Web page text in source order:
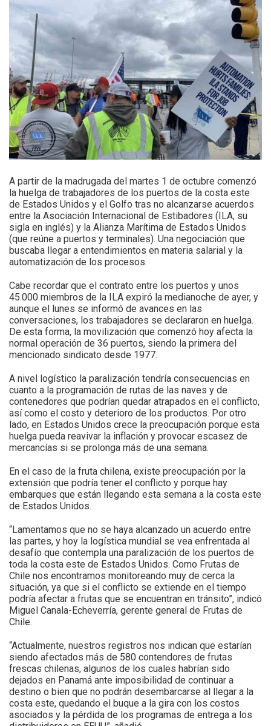
A partir de la madrugada del martes 1 de octubre comenzó
la huelga de trabajadores de los puertos de la costa este
de Estados Unidos y el Golfo tras no alcanzarse acuerdos
entre la Asociación Internacional de Estibadores (ILA, su
sigla en inglés) y la Alianza Marítima de Estados Unidos
(que reúne a puertos y terminales). Una negociación que
buscaba llegar a entendimientos en materia salarial y la
automatización de los procesos.
Cabe recordar que el contrato entre los puertos y unos
45.000 miembros de la ILA expiró la medianoche de ayer, y
aunque el lunes se informó de avances en las
conversaciones, los trabajadores se declararon en huelga.
De esta forma, la movilización que comenzó hoy afecta la
normal operación de 36 puertos, siendo la primera del
mencionado sindicato desde 1977.
A nivel logístico la paralización tendría consecuencias en
cuanto a la programación de rutas de las naves y de
contenedores que podrían quedar atrapados en el conflicto,
así como el costo y deterioro de los productos. Por otro
lado, en Estados Unidos crece la preocupación porque esta
huelga pueda reavivar la inflación y provocar escasez de
mercancías si se prolonga más de una semana.
En el caso de la fruta chilena, existe preocupación por la
extensión que podría tener el conflicto y porque hay
embarques que están llegando esta semana a la costa este
de Estados Unidos.
“Lamentamos que no se haya alcanzado un acuerdo entre
las partes, y hoy la logística mundial se vea enfrentada al
desafío que contempla una paralización de los puertos de
toda la costa este de Estados Unidos. Como Frutas de
Chile nos encontramos monitoreando muy de cerca la
situación, ya que si el conflicto se extiende en el tiempo
podría afectar a frutas que se encuentran en tránsito”, indicó
Miguel Canala-Echeverría, gerente general de Frutas de
Chile.
“Actualmente, nuestros registros nos indican que estarían
siendo afectados más de 580 contendores de frutas
frescas chilenas, algunos de los cuales habrían sido
dejados en Panamá ante imposibilidad de continuar a
destino o bien que no podrán desembarcarse al llegar a la
costa este, quedando el buque a la gira con los costos
asociados y la pérdida de los programas de entrega a los